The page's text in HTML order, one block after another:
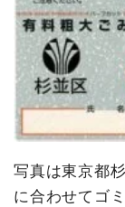
写真は東京都
に合わせてゴ